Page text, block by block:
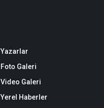
Yazarlar
Foto Galeri
Video Galeri
Yerel Haberler